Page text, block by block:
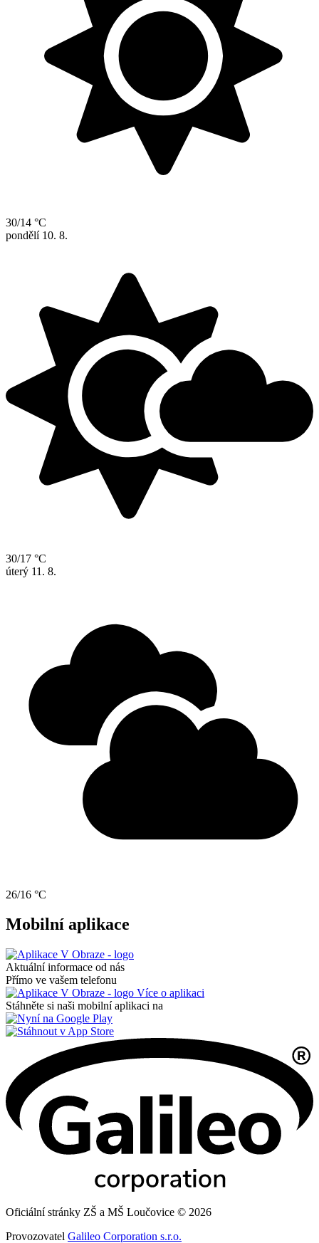
30/14 °C
pondělí 10. 8.
30/17 °C
úterý 11. 8.
26/16 °C
Mobilní aplikace
Aktuální informace od nás
Přímo ve vašem telefonu
Více o aplikaci
Stáhněte si naši mobilní aplikaci na
Oficiální stránky ZŠ a MŠ Loučovice © 2026
Provozovatel Galileo Corporation s.r.o.